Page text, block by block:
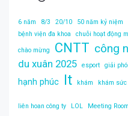
6 năm 8/3 20/10 50 năm kỷ niệm
bệnh viện đa khoa chuỗi hoạt động
chào mừng CNTT công
du xuân 2025 esport giải
hạnh phúc It khám khám
liên hoan công ty LOL Meeting Room